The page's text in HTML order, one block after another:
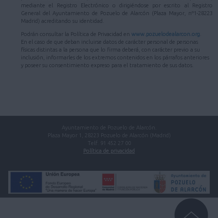
mediante el Registro Electrónico o dirigiéndose por escrito al Registro
General del Ayuntamiento de Pozuelo de Alarcón (Plaza Mayor, nº1-28223
Madrid) acreditando su identidad.
Podrán consultar la Política de Privacidad en www.pozuelodealarcon.org
En el caso de que deban incluirse datos de carácter personal de personas
físicas distintas a la persona que lo firma deberá, con carácter previo a su
inclusión, informarles de los extremos contenidos en los párrafos anteriores
y poseer su consentimiento expreso para el tratamiento de sus datos.
Ayuntamiento de Pozuelo de Alarcón.
Plaza Mayor 1, 28223 Pozuelo de Alarcón (Madrid)
Telf. 91 452 27 00
Política de privacidad